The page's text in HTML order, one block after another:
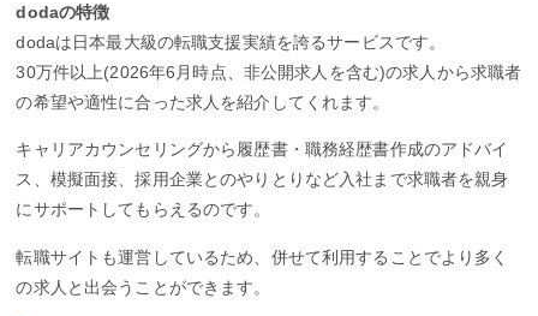
dodaの特徴
dodaは日本最大級の転職支援実績を誇るサービスです。
30万件以上(2026年6月時点、非公開求人を含む)の求人から求職者
の希望や適性に合った求人を紹介してくれます。
キャリアカウンセリングから履歴書・職務経歴書作成のアドバイ
ス、模擬面接、採用企業とのやりとりなど入社まで求職者を親身
にサポートしてもらえるのです。
転職サイトも運営しているため、併せて利用することでより多く
の求人と出会うことができます。